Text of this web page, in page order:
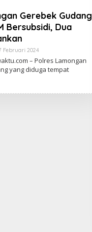
Gerebek Gudang
Bersubsidi, Dua
Februari 2024Oleh
– Polres Lamongan
yang diduga tempat